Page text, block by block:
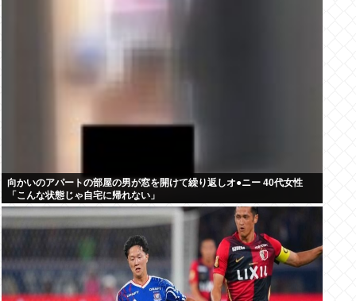
向かいのアパートの部屋の男が窓を開けて繰り返しオ●ニー 40代女性
「こんな状態じゃ自宅に帰れない」